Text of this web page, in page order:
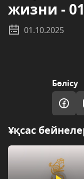
жизни -
01.10.2025
Бөлісу
Ұқсас